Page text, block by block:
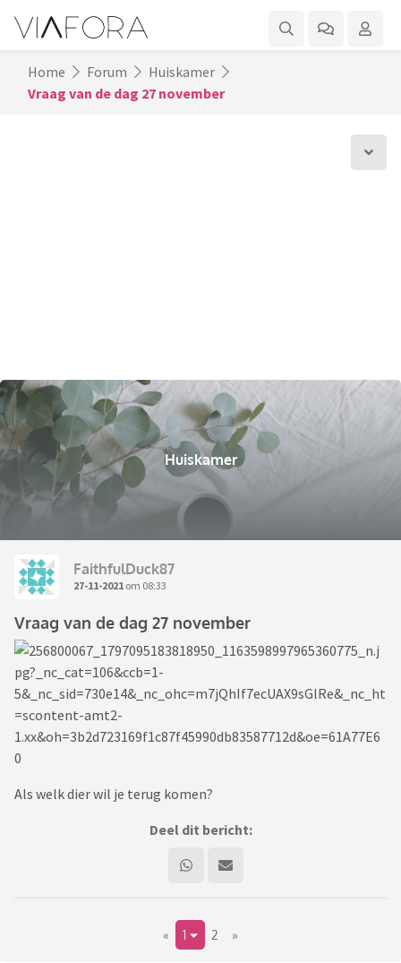
Home Forum
Huiskamer
Vraag van de dag 27 november
Huiskamer
FaithfulDuck87
27-11-2021 om 08:33
Vraag van de dag 27 november
Als welk dier wil je terug komen?
Deel dit bericht:
« 1 2 »